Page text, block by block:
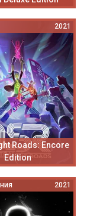
2021
Roads: Encore
Edition
2021